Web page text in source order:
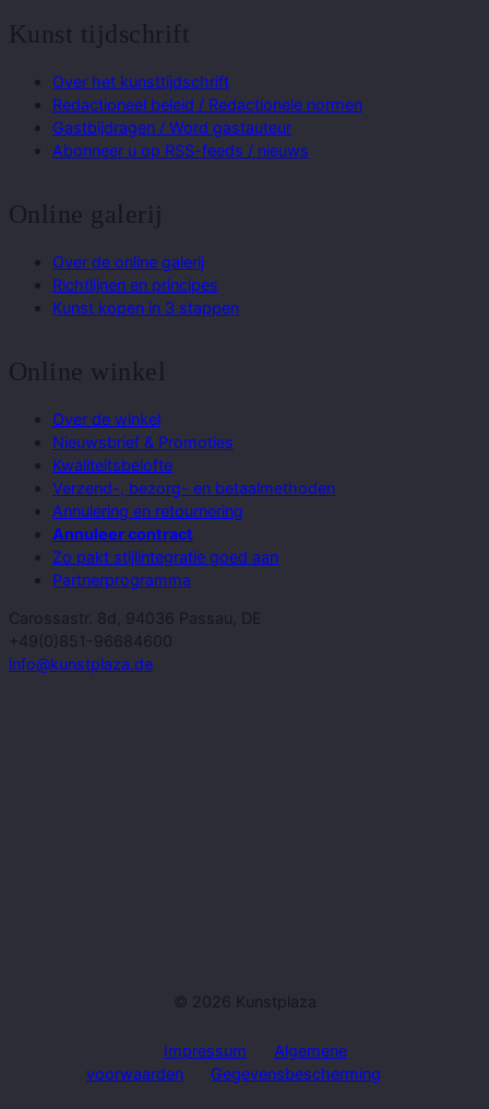
Kunst tijdschrift
Over het kunsttijdschrift
Redactioneel beleid / Redactionele normen
Gastbijdragen / Word gastauteur
Abonneer u op RSS-feeds / nieuws
Online galerij
Over de online galerij
Richtlijnen en principes
Kunst kopen in 3 stappen
Online winkel
Over de winkel
Nieuwsbrief & Promoties
Kwaliteitsbelofte
Verzend-, bezorg- en betaalmethoden
Annulering en retournering
Annuleer contract
Zo pakt stijlintegratie goed aan
Partnerprogramma
Carossastr. 8d, 94036 Passau, DE
+49(0)851-96684600
info@kunstplaza.de
© 2026 Kunstplaza
Impressum
Algemene
voorwaarden
Gegevensbescherming